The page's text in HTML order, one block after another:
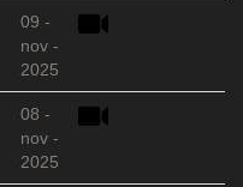
09 -
nov -
2025
08 -
nov -
2025